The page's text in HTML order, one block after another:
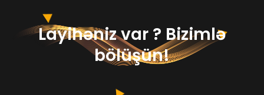
Layihəniz var ? Bizimlə
bölüşün!